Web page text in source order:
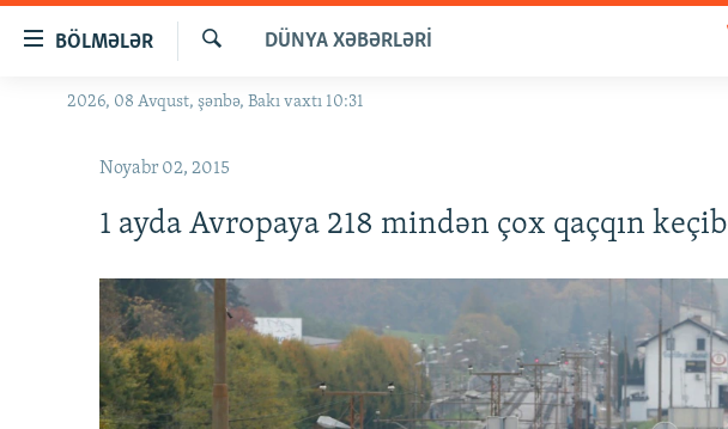
naviqasiyaya
BÖLMƏLƏR
GÜNDƏM
#ƏSLINDƏ
FƏRQƏ BAX
QANUNI DOĞRU
ARAŞDIRMA
MULTIMEDIA
Axtar
DÜNYA XƏBƏRLƏRI
2026, 08 Avqust, şənbə, Bakı vaxtı 10:31
Noyabr 02, 2015
1 ayda Avropaya 218 mindən çox qaçqın keçib